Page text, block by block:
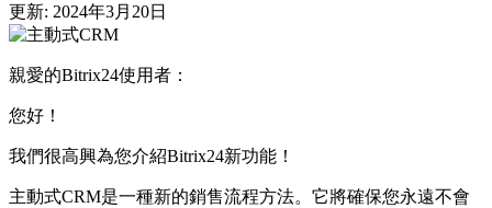
更新: 2024年3月20日
親愛的Bitrix24使用者：
您好！
我們很高興為您介紹Bitrix24新功能！
主動式CRM是一種新的銷售流程方法。它將確保您永遠不會